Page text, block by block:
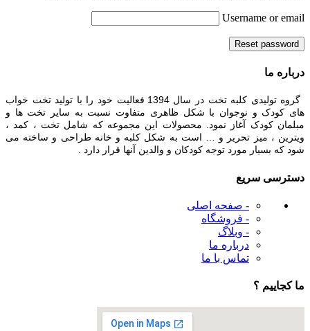
Username or email
Reset password
درباره ما
گروه تولیدی کلبه تخت در سال 1394 فعالیت خود را با تولید تخت خواب
های کودک و نوجوان با شکل ظاهری متفاوت نسبت به سایر تخت ها و
مبلمان کودک آغاز نمود. محصولات این مجموعه که شامل تخت ، کمد ،
ویترین ، میز تحریر و … است به شکل کلبه و خانه طراحی و ساخته می
شود که بسیار مورد توجه کودکان و والدین آنها قرار دارد .
دسترسی سریع
- صفحه اصلی
- فروشگاه
- وبلاگ
درباره ما
تماس با ما
ما کجاییم ؟